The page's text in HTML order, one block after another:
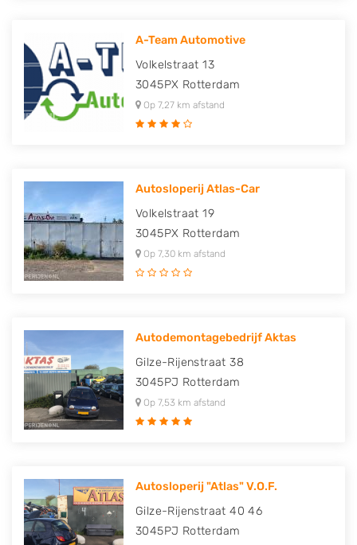
A-Team Automotive
Volkelstraat 13
3045PX Rotterdam
Op 7,27 km afstand
Autosloperij Atlas-Car
Volkelstraat 19
3045PX Rotterdam
Op 7,30 km afstand
Autodemontagebedrijf Aktas
Gilze-Rijenstraat 38
3045PJ Rotterdam
Op 7,53 km afstand
Autosloperij "Atlas" V.O.F.
Gilze-Rijenstraat 40 46
3045PJ Rotterdam